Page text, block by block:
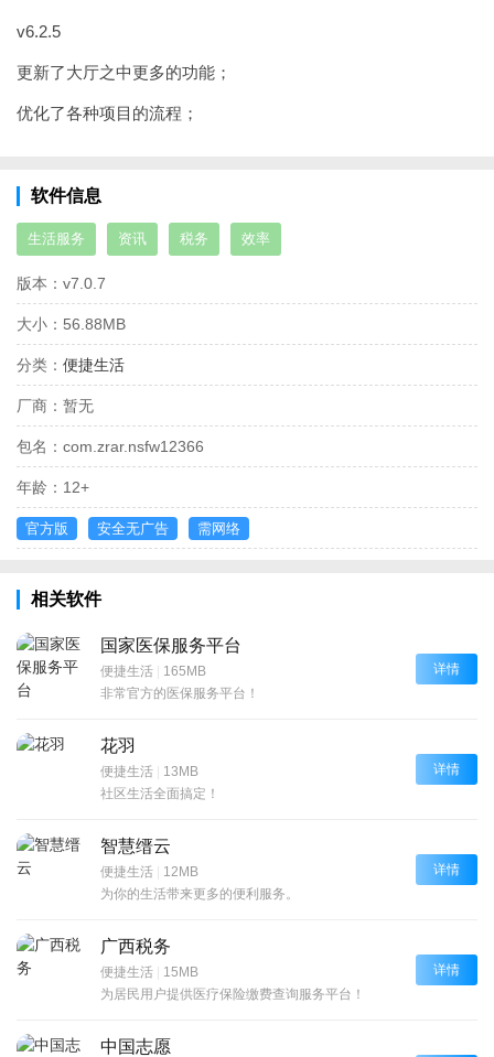
v6.2.5
更新了大厅之中更多的功能；
优化了各种项目的流程；
软件信息
生活服务 资讯 税务 效率
版本： v7.0.7
大小： 56.88MB
分类： 便捷生活
厂商： 暂无
包名： com.zrar.nsfw12366
年龄： 12+
官方版 安全无广告 需网络
相关软件
国家医保服务平台
便捷生活 | 165MB
非常官方的医保服务平台！
详情
花羽
便捷生活 | 13MB
社区生活全面搞定！
详情
智慧缙云
便捷生活 | 12MB
为你的生活带来更多的便利服务。
详情
广西税务
便捷生活 | 15MB
为居民用户提供医疗保险缴费查询服务平台！
详情
中国志愿